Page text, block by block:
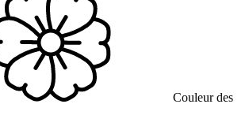
Couleur des